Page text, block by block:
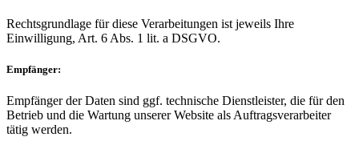
Rechtsgrundlage für diese Verarbeitungen ist jeweils Ihre
Einwilligung, Art. 6 Abs. 1 lit. a DSGVO.
Empfänger:
Empfänger der Daten sind ggf. technische Dienstleister, die für den
Betrieb und die Wartung unserer Website als Auftragsverarbeiter
tätig werden.